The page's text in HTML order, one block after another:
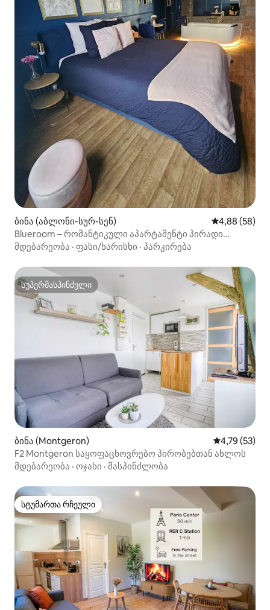
ბინა (აბლონი-სურ-სენ) საშუალო
4,88 (58)
Blueroom – რომანტიკული აპარტამენტი პირადი
ჰიდრომასაჟით
მდებარეობა · ფასი/ხარისხი · პარკირება
სუპერმასპინძელი
სუპერმასპინძელი
ბინა (Montgeron) საშუალო
4,79 (53)
F2 Montgeron საყოფაცხოვრებო პირობებთან ახლოს
მდებარეობა · ოჯახი · მასპინძლობა
სტუმართა რჩეული
სტუმართა რჩეული